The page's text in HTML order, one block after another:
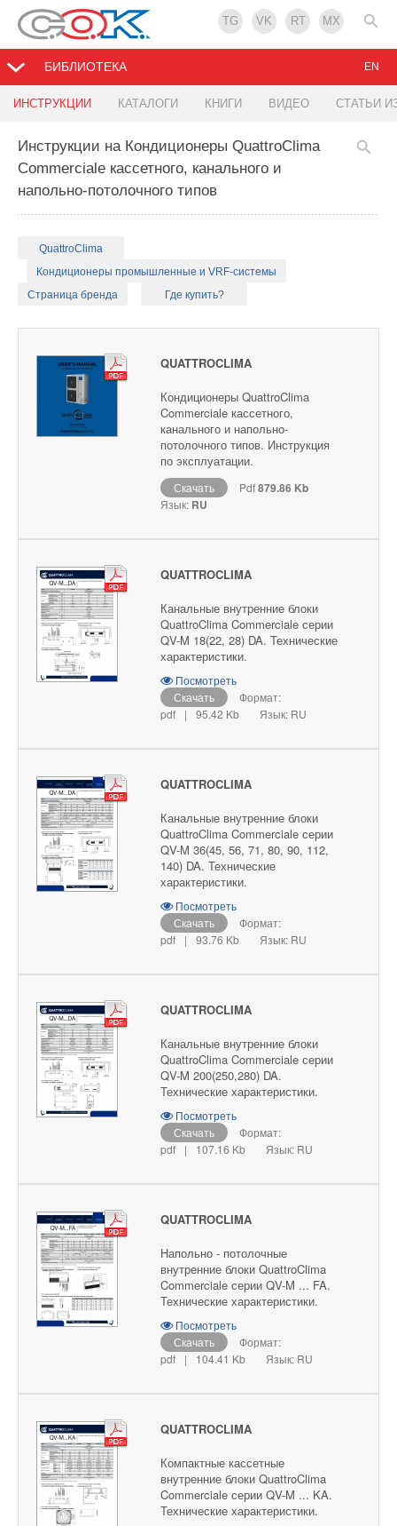
TG VK RT MX
БИБЛИОТЕКА
ИНСТРУКЦИИ КАТАЛОГИ КНИГИ ВИДЕО СТАТЬИ
EN
Инструкции на Кондиционеры QuattroClima
Commerciale кассетного, канального и
напольно-потолочного типов
QuattroClima
Кондиционеры промышленные и VRF-системы
Страница бренда
Где купить?
QUATTROCLIMA
Кондиционеры QuattroClima
Commerciale кассетного,
канального и напольно-
потолочного типов. Инструкция
по эксплуатации.
Скачать Pdf879.86 Kb
Язык: RU
QUATTROCLIMA
Канальные внутренние блоки
QuattroClima Commerciale серии
QV-M 18(22, 28) DA. Технические
характеристики.
Посмотреть
Скачать
Формат:
pdf
| 95.42 Kb Язык: RU
QUATTROCLIMA
Канальные внутренние блоки
QuattroClima Commerciale серии
QV-M 36(45, 56, 71, 80, 90, 112,
140) DA. Технические
характеристики.
Посмотреть
Скачать
Формат:
pdf
| 93.76 Kb Язык: RU
QUATTROCLIMA
Канальные внутренние блоки
QuattroClima Commerciale серии
QV-M 200(250,280) DA.
Технические характеристики.
Посмотреть
Скачать
Формат:
pdf
| 107.16 Kb Язык: RU
QUATTROCLIMA
Напольно - потолочные
внутренние блоки QuattroClima
Commerciale серии QV-M ... FA.
Технические характеристики.
Посмотреть
Скачать
Формат:
pdf
| 104.41 Kb Язык: RU
QUATTROCLIMA
Компактные кассетные
внутренние блоки QuattroClima
Commerciale серии QV-M ... KA.
Технические характеристики.